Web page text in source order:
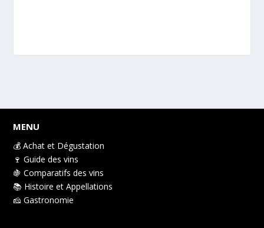
MENU
💰 Achat et Dégustation
🍷 Guide des vins
🍇 Comparatifs des vins
📚 Histoire et Appellations
🧀 Gastronomie